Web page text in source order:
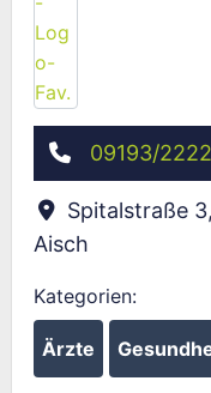
09193/2222
Spitalstraße 3,
Aisch
Kategorien:
Ärzte